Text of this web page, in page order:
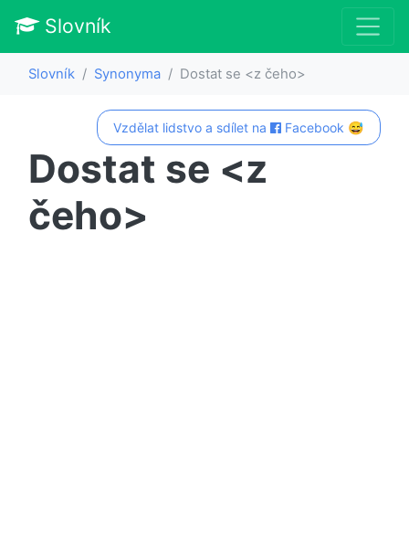
Slovník
Slovník Synonyma Dostat se <z čeho>
Vzdělat lidstvo a sdílet na Facebook 😅
Dostat se <z
čeho>